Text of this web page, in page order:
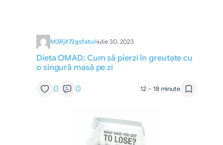
M3RjX72gsfatul·iulie 30, 2023
Dieta OMAD: Cum să pierzi în greutate cu
o singură masă pe zi
0 0 12 – 18 minute